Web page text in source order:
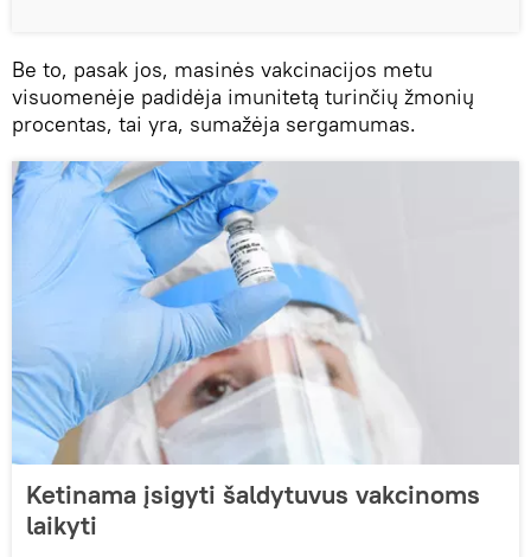
Be to, pasak jos, masinės vakcinacijos metu
visuomenėje padidėja imunitetą turinčių žmonių
procentas, tai yra, sumažėja sergamumas.
Ketinama įsigyti šaldytuvus vakcinoms
laikyti